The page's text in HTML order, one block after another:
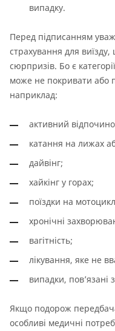
випадку.
Перед підписанням
страхування для
сюрпризів. Бо є
може не покривати або
наприклад:
активний
катання на лижах
дайвінг;
хайкінг у горах;
поїздки на
хронічні
вагітність;
лікування, яке не
випадки, пов’язані
Якщо подорож
особливі медичні